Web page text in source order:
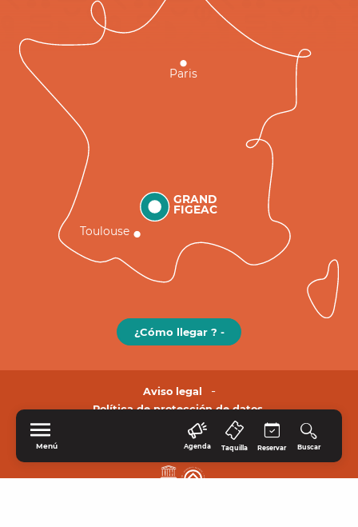
Menú Agenda Taquilla Reservar Buscar
GRAND
FIGEAC
Toulouse
Paris
¿Cómo llegar ? -
Aviso legal
Política de protección de datos.